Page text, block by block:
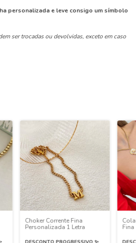
personalizada e leve consigo um símbolo
ser trocadas ou devolvidas, exceto em caso
Choker Corrente Fina
Personalizada 1 Letra
Fina